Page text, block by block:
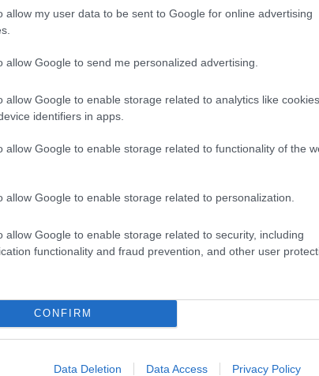
allow my user data to be sent to Google for online advertising
allow Google to send me personalized advertising.
allow Google to enable storage related to analytics like
identifiers in apps.
allow Google to enable storage related to functionality of the
allow Google to enable storage related to personalization.
allow Google to enable storage related to security, including
functionality and fraud prevention, and other user
CONFIRM
Data Deletion Data Access Privacy Policy
Franciaországot. Kitüntetései késői verzóinak
tüntette ki, ezüstérmet nyert Székesfehérváron 1879-
keltett feltűnést. A Millenniumi Kiállításon
aranyéremmel honorálták képeit.
Mai utóda Weisz néven az Aradról Trianon után